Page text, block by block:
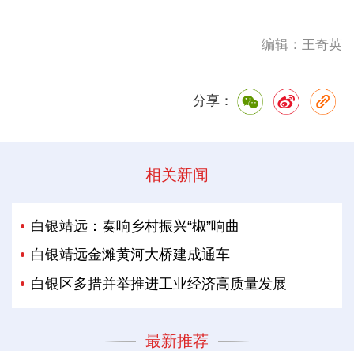
编辑：王奇英
分享：
相关新闻
白银靖远：奏响乡村振兴“椒”响曲
白银靖远金滩黄河大桥建成通车
白银区多措并举推进工业经济高质量发展
最新推荐